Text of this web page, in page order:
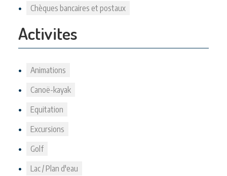
Chèques bancaires et postaux
Activites
Animations
Canoë-kayak
Equitation
Excursions
Golf
Lac / Plan d'eau